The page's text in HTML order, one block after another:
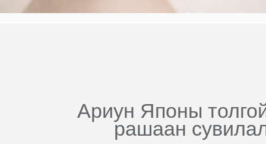
Ариун Японы
рашаан